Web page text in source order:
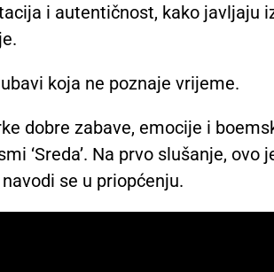
i autentičnost, kako javljaju
koja ne poznaje vrijeme.
dobre zabave, emocije i
‘Sreda’. Na prvo slušanje, ovo
se u priopćenju.